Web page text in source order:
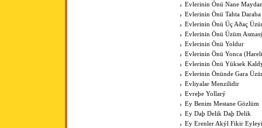
Evlerinin Önü Nane
Evlerinin Önü Tahta Daraba
Evlerinin Önü Üç Aðaç
Evlerinin Önü Üzüm
Evlerinin Önü Yoldur
Evlerinin Önü Yonca
Evlerinin Önü Yüksek
Evlerinin Önünde Gara
Evliyalar Menzilidir
Evreþe Yollarý
Ey Benim Mestane Gözlüm
Ey Daþ Delik Daþ Delik
Ey Erenler Akýl Fikir